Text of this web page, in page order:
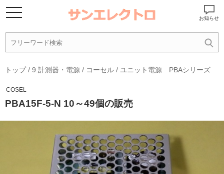
お知らせ
トップ/ 9.計測器・電源 / コーセル / ユニット電源 PBAシリーズ
COSEL
PBA15F-5-N 10～49個の販売